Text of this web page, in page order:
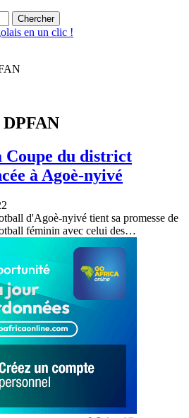
Coupe du district
à Agoè-nyivé
d'Agoè-nyivé tient sa promesse de
féminin avec celui des…